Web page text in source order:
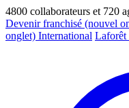
4800 collaborateurs et 720
Devenir franchisé (nouvel
onglet) International Laforêt